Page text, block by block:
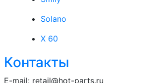
Solano
X 60
Контакты
E-mail: retail@hot-parts.ru